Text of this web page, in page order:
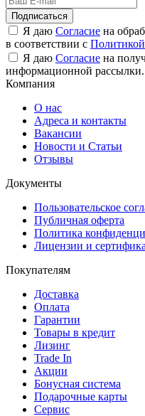
Подписаться
Я даю Согласие на
в соответствии с Политикой
Я даю Согласие на
информационной рассылки.
Компания
О нас
Адреса и контакты
Вакансии
Новости и Статьи
Отзывы
Документы
Пользовательское
Публичная оферта
Политика
Лицензии и
Покупателям
Доставка
Оплата
Гарантии
Товары в кредит
Лизинг
Trade In
Акции
Бонусная система
Подарочные карты
Сервис